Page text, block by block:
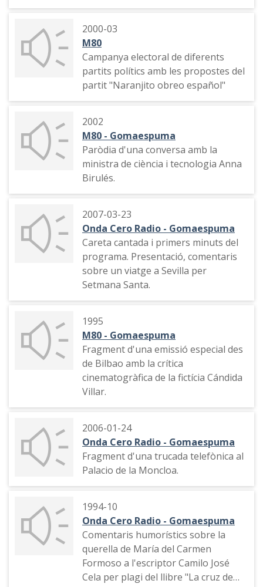
2000-03
M80
Campanya electoral de diferents
partits polítics amb les propostes del
partit "Naranjito obreo español"
2002
M80 - Gomaespuma
Paròdia d'una conversa amb la
ministra de ciència i tecnologia Anna
Birulés.
2007-03-23
Onda Cero Radio - Gomaespuma
Careta cantada i primers minuts del
programa. Presentació, comentaris
sobre un viatge a Sevilla per
Setmana Santa.
1995
M80 - Gomaespuma
Fragment d'una emissió especial des
de Bilbao amb la crítica
cinematogràfica de la fictícia Cándida
Villar.
2006-01-24
Onda Cero Radio - Gomaespuma
Fragment d'una trucada telefònica al
Palacio de la Moncloa.
1994-10
Onda Cero Radio - Gomaespuma
Comentaris humorístics sobre la
querella de María del Carmen
Formoso a l'escriptor Camilo José
Cela per plagi del llibre "La cruz de